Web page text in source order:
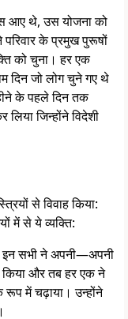
आए थे, उस योजना को
के प्रमुख पुरूषों
को चुना। हर एक
दिन जो लोग चुने गए थे
के पहले दिन तक
लिया जिन्होंने विदेशी
से विवाह किया:
में से ये व्यक्ति:
इन सभी ने अपनी—अपनी
किया और तब हर एक ने
में चढ़ाया। उन्होंने